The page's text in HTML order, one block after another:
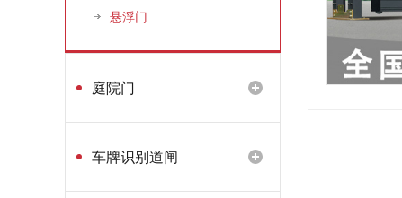
悬浮门
庭院门
车牌识别道闸